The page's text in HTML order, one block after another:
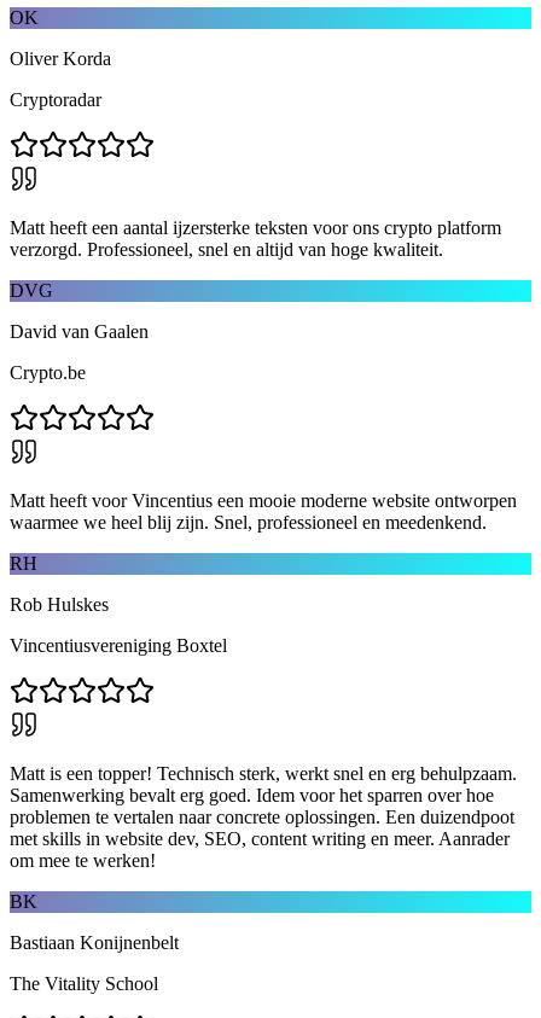
OK
Oliver Korda
Cryptoradar
Matt heeft een aantal ijzersterke teksten voor ons crypto platform
verzorgd. Professioneel, snel en altijd van hoge kwaliteit.
DVG
David van Gaalen
Crypto.be
Matt heeft voor Vincentius een mooie moderne website ontworpen
waarmee we heel blij zijn. Snel, professioneel en meedenkend.
RH
Rob Hulskes
Vincentiusvereniging Boxtel
Matt is een topper! Technisch sterk, werkt snel en erg behulpzaam.
Samenwerking bevalt erg goed. Idem voor het sparren over hoe
problemen te vertalen naar concrete oplossingen. Een duizendpoot
met skills in website dev, SEO, content writing en meer. Aanrader
om mee te werken!
BK
Bastiaan Konijnenbelt
The Vitality School